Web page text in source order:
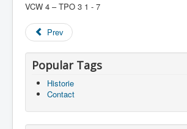
VCW 4 – TPO 3 1 - 7
Prev
Popular Tags
Historie
Contact